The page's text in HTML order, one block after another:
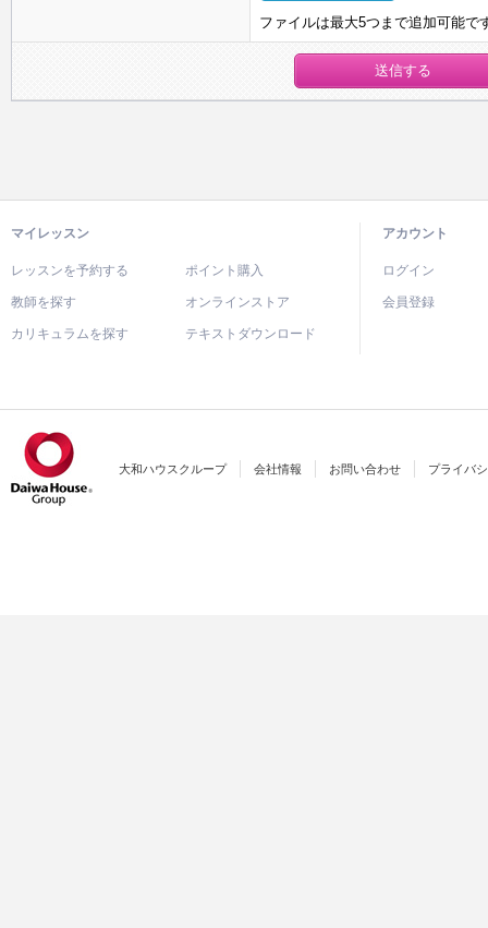
ファイルは最大5つまで追加可能で
送信する
マイレッスン
レッスンを予約する ポイント購入
教師を探す オンラインストア
カリキュラムを探す テキストダウンロード
アカウント
ログイン
会員登録
大和ハウスクループ 会社情報 お問い合わせ プライバ